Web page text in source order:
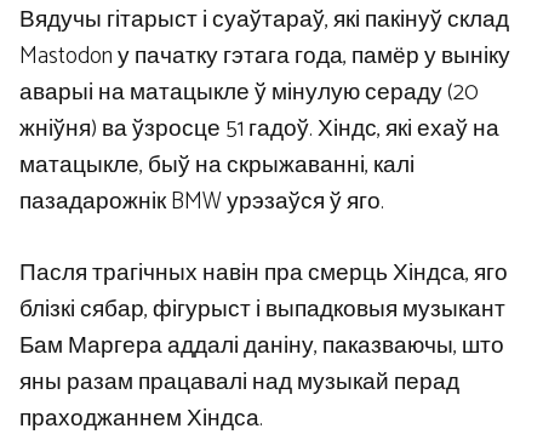
Вядучы гітарыст і суаўтараў, які пакінуў склад
Mastodon у пачатку гэтага года, памёр у выніку
аварыі на матацыкле ў мінулую сераду (20
жніўня) ва ўзросце 51 гадоў. Хіндс, які ехаў на
матацыкле, быў на скрыжаванні, калі
пазадарожнік BMW урэзаўся ў яго.
Пасля трагічных навін пра смерць Хіндса, яго
блізкі сябар, фігурыст і выпадковыя музыкант
Бам Маргера аддалі даніну, паказваючы, што
яны разам працавалі над музыкай перад
праходжаннем Хіндса.